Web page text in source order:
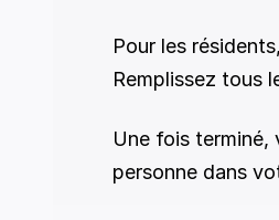
Pour les
Remplissez tous
Une fois terminé,
personne dans